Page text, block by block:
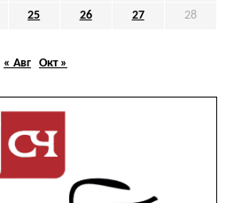
25 26 27 28
« Авг
Окт »